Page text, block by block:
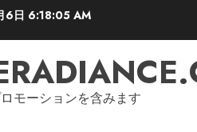
6日 6:18:07 AM
モーションを含みます